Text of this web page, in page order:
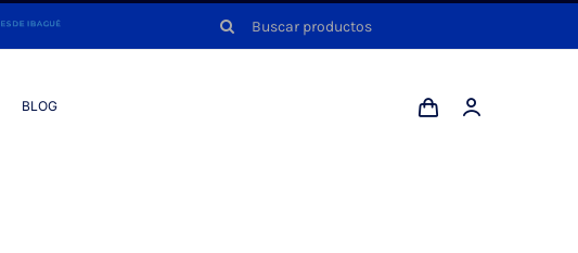
Buscar:
BLOG